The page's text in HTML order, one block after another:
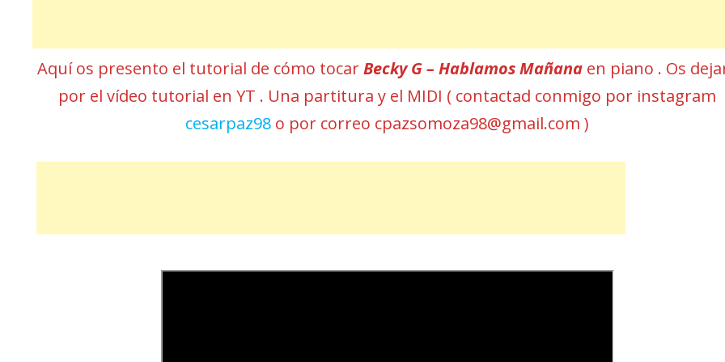
Aquí os presento el tutorial de cómo tocarBecky G – Hablamos Mañana en piano . Os
por el vídeo tutorial en YT . Una partitura y el MIDI ( contactad conmigo por instagram
cesarpaz98 o por correo cpazsomoza98@gmail.com )